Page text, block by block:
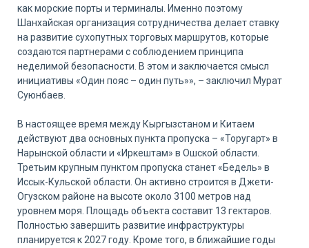
как морские порты и терминалы. Именно поэтому
Шанхайская организация сотрудничества делает ставку
на развитие сухопутных торговых маршрутов, которые
создаются партнерами с соблюдением принципа
неделимой безопасности. В этом и заключается смысл
инициативы «Один пояс – один путь»», – заключил Мурат
Суюнбаев.
В настоящее время между Кыргызстаном и Китаем
действуют два основных пункта пропуска – «Торугарт» в
Нарынской области и «Иркештам» в Ошской области.
Третьим крупным пунктом пропуска станет «Бедель» в
Иссык-Кульской области. Он активно строится в Джети-
Огузском районе на высоте около 3100 метров над
уровнем моря. Площадь объекта составит 13 гектаров.
Полностью завершить развитие инфраструктуры
планируется к 2027 году. Кроме того, в ближайшие годы